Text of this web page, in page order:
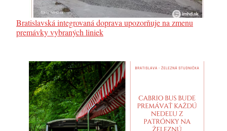
Bratislavská integrovaná doprava upozorňuje na zmenu
premávky vybraných liniek